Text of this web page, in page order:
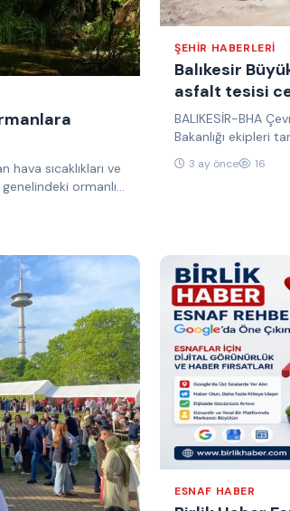
hava sıcaklıkları ve
ormanlık
ŞEHIR HABERLERI
Balıkesir
asfalt tesisi
BALIKESİR-BHA
Bakanlığı ekipleri
ilçesi Kepsut yolu
3 ay önce 16
ESNAF HABER